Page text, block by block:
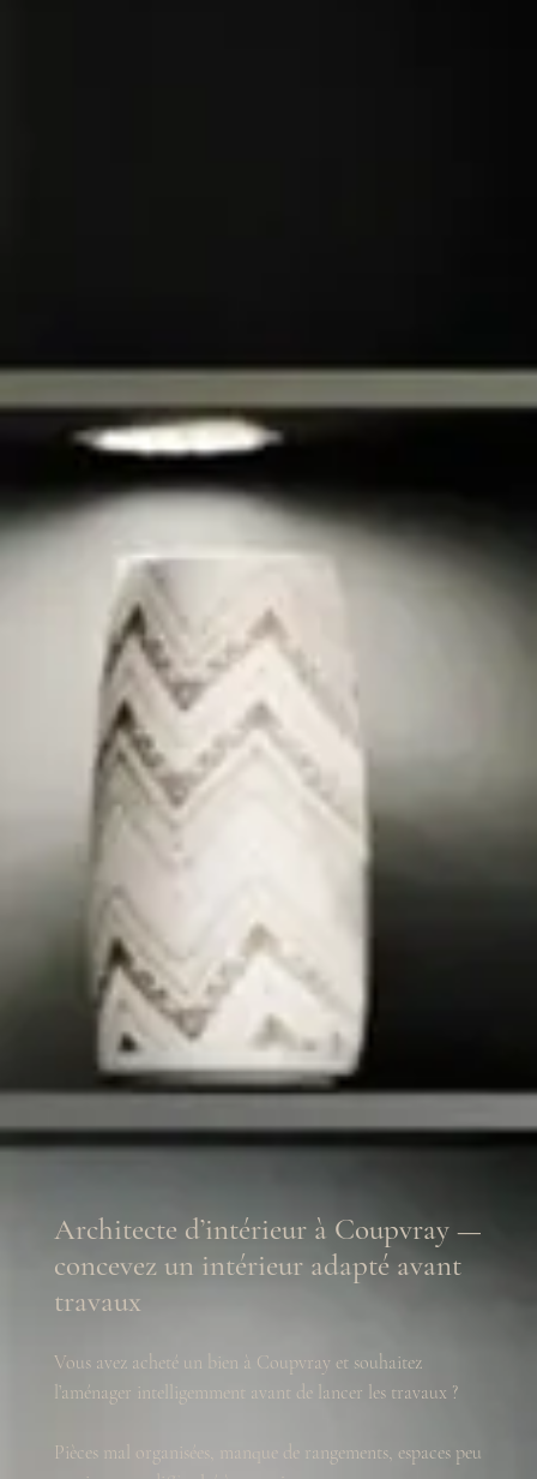
Architecte d’intérieur à Coupvray —
concevez un intérieur adapté avant
travaux
Vous avez acheté un bien à Coupvray et souhaitez
l’aménager intelligemment avant de lancer les travaux ?
Pièces mal organisées, manque de rangements, espaces peu